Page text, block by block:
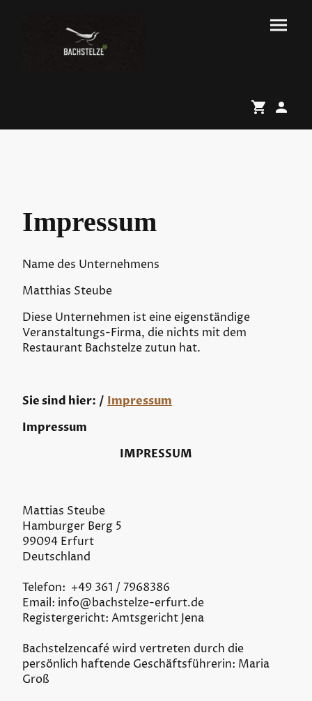
Impressum
Name des Unternehmens
Matthias Steube
Diese Unternehmen ist eine eigenständige
Veranstaltungs-Firma, die nichts mit dem
Restaurant Bachstelze zutun hat.
Sie sind hier: / Impressum
Impressum
IMPRESSUM
Mattias Steube
Hamburger Berg 5
99094 Erfurt
Deutschland
Telefon: +49 361 / 7968386
Email: info@bachstelze-erfurt.de
Registergericht: Amtsgericht Jena
Bachstelzencafé wird vertreten durch die
persönlich haftende Geschäftsführerin: Maria
Groß